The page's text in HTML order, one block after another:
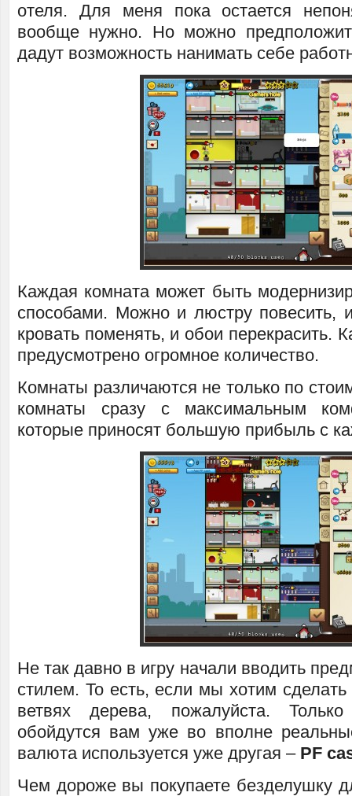
отеля. Для меня пока остается
вообще нужно. Но можно
дадут возможность нанимать себе
Каждая комната может быть
способами. Можно и люстру повесить,
кровать поменять, и обои перекрасить.
предусмотрено огромное количество.
Комнаты различаются не только по
комнаты сразу с максимальным
которые приносят большую прибыль с
Не так давно в игру начали вводить
стилем. То есть, если мы хотим сделать
ветвях дерева, пожалуйста.
обойдутся вам уже во вполне
валюта используется уже другая – PF
Чем дороже вы покупаете безделушку